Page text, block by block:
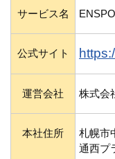
サービス名
公式サイト
運営会社 株式会
本社住所
札幌市
通西プ